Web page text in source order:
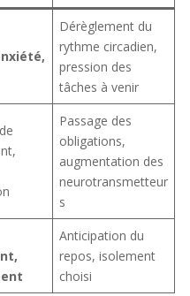
Dérèglement du
rythme circadien,
pression des
tâches à venir
Passage des
obligations,
augmentation des
neurotransmetteur
s
Anticipation du
repos, isolement
choisi